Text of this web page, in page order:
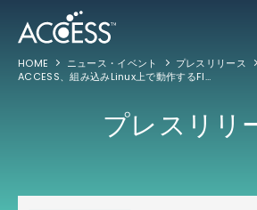
HOME ニュース・イベント
プレスリリース
ACCESS、組み込みLinux上で動作するFlutter向けChromiumベースのWebViewプラグインを開発し、オープンソース化
プレスリリ